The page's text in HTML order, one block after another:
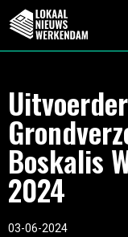
Boskalis
2024
03-06-2024